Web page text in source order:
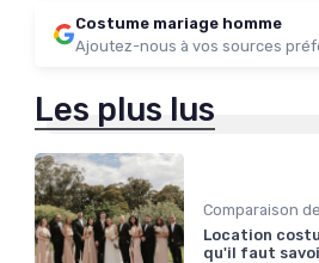
Costume mariage homme
Ajoutez-nous à vos sources
Les plus lus
Location
qu'il faut